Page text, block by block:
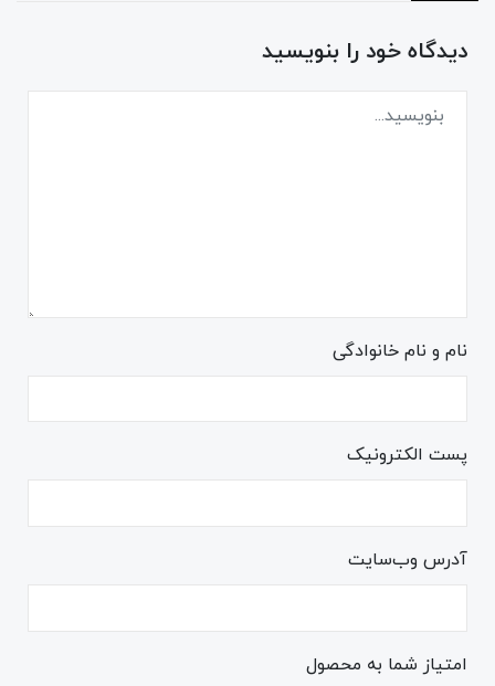
دیدگاه خود را بنویسید
نام و نام خانوادگی
پست الکترونیک
آدرس وب‌سایت
امتیاز شما به محصول